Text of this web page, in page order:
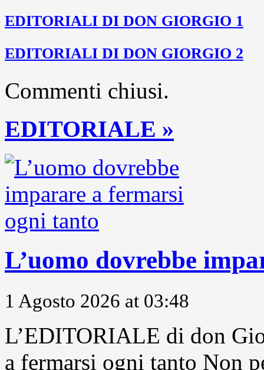
EDITORIALI DI DON GIORGIO 1
EDITORIALI DI DON GIORGIO 2
Commenti chiusi.
EDITORIALE »
L’uomo dovrebbe
1 Agosto 2026 at 03:48
L’EDITORIALE di don
a fermarsi ogni tanto Non